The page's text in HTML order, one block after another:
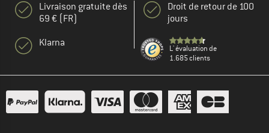
Livraison gratuite dès
69 € (FR)
Klarna
Droit de retour de 100
jours
L' évaluation de
1.685 clients